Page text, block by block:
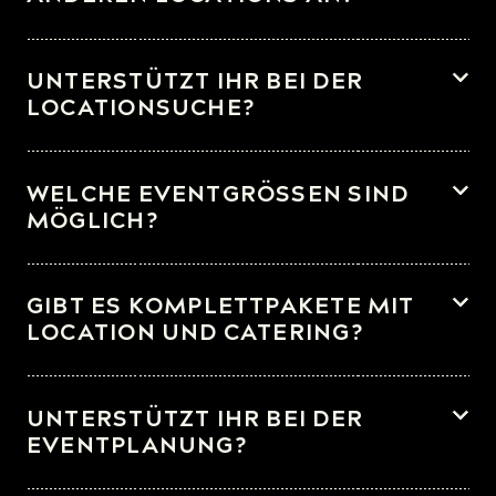
euer Firmengelände.
UNTERSTÜTZT IHR BEI DER
LOCATIONSUCHE?
WELCHE EVENTGRÖSSEN SIND
MÖGLICH?
Beschreibung.
GIBT ES KOMPLETTPAKETE MIT
LOCATION UND CATERING?
UNTERSTÜTZT IHR BEI DER
EVENTPLANUNG?